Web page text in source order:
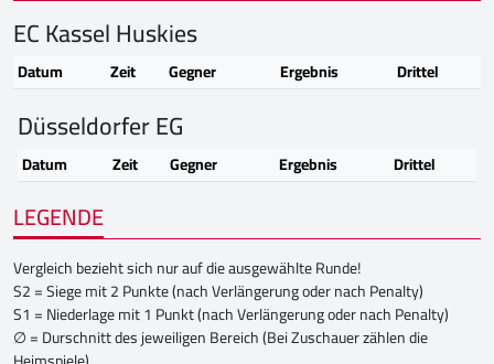
EC Kassel Huskies
Datum Zeit Gegner Ergebnis Drittel
Düsseldorfer EG
Datum Zeit Gegner Ergebnis Drittel
LEGENDE
Vergleich bezieht sich nur auf die ausgewählte Runde!
S2 = Siege mit 2 Punkte (nach Verlängerung oder nach Penalty)
S1 = Niederlage mit 1 Punkt (nach Verlängerung oder nach Penalty)
∅ = Durschnitt des jeweiligen Bereich (Bei Zuschauer zählen die